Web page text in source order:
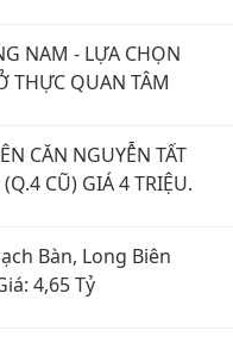
NAM - LỰA CHỌN
THỰC QUAN TÂM
CĂN NGUYỄN TẤT
CŨ) GIÁ 4 TRIỆU.
Bàn, Long Biên
4,65 Tỷ